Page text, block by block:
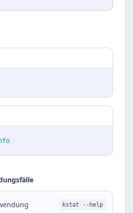
kstat --help